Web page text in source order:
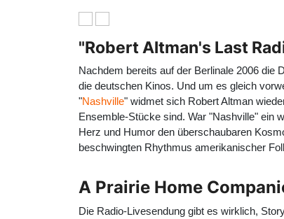
"Robert Altman's Last
Nachdem bereits auf der Berlinale 2006 die
die deutschen Kinos. Und um es gleich
"Nashville" widmet sich Robert Altman
Ensemble-Stücke sind. War "Nashville" ein
Herz und Humor den überschaubaren
beschwingten Rhythmus amerikanischer
A Prairie Home
Die Radio-Livesendung gibt es wirklich,